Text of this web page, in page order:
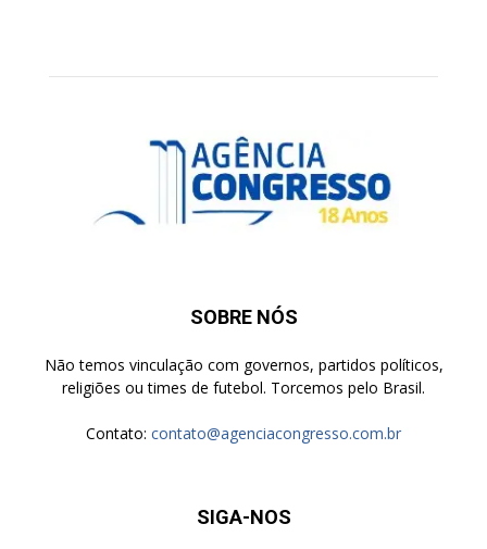
SOBRE NÓS
Não temos vinculação com governos, partidos políticos,
religiões ou times de futebol. Torcemos pelo Brasil.
Contato: contato@agenciacongresso.com.br
SIGA-NOS